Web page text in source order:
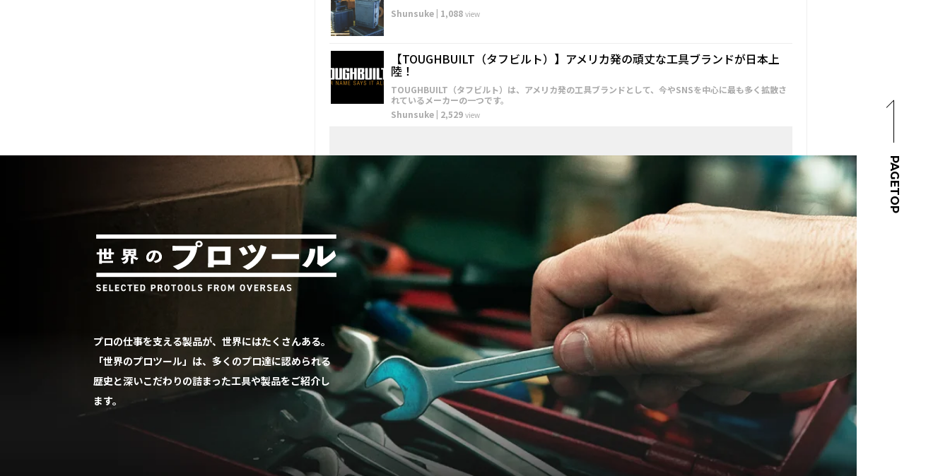
Shunsuke| 1,088 view
【TOUGHBUILT（タフビルト）】アメリカ発の頑丈な工具ブランドが日本上
陸！
TOUGHBUILT（タフビルト）は、アメリカ発の工具ブランドとして、今やSNSを中心に最も多く拡散さ
れているメーカーの一つです。
Shunsuke| 2,529 view
プロの仕事を支える製品が、世界にはたくさんある。
「世界のプロツール」は、多くのプロ達に認められる
歴史と深いこだわりの詰まった工具や製品をご紹介し
ます。
PAGETOP